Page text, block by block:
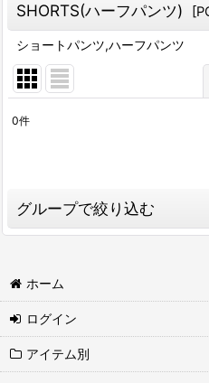
SHORTS(ハーフパンツ) [
ショートパンツ,ハーフパンツ
絞り
0件
グループで絞り込む
S/S T-SHIRT (半袖Tシャツ)
L/S T-SHIRT(長袖Tシャツ)
ホーム
ログイン
アイテム別